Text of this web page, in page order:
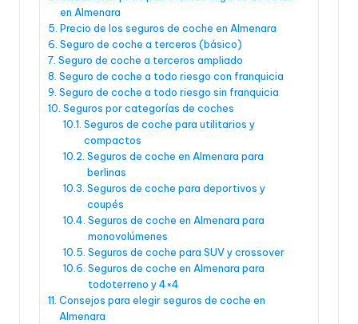
en Almenara
Precio de los seguros de coche en Almenara
Seguro de coche a terceros (básico)
Seguro de coche a terceros ampliado
Seguro de coche a todo riesgo con franquicia
Seguro de coche a todo riesgo sin franquicia
Seguros por categorías de coches
Seguros de coche para utilitarios y
compactos
Seguros de coche en Almenara para
berlinas
Seguros de coche para deportivos y
coupés
Seguros de coche en Almenara para
monovolúmenes
Seguros de coche para SUV y crossover
Seguros de coche en Almenara para
todoterreno y 4×4
Consejos para elegir seguros de coche en
Almenara